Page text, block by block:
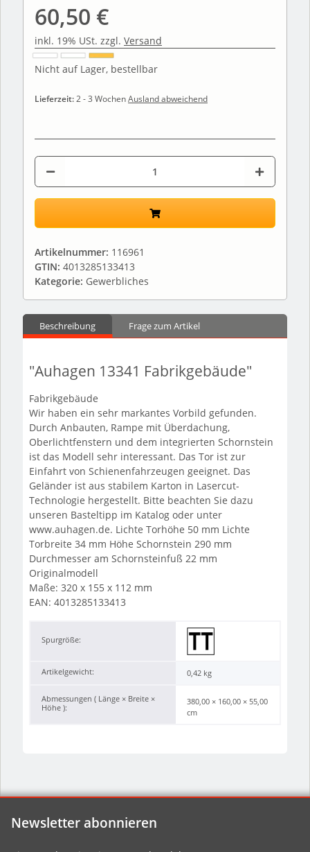
60,50 €
inkl. 19% USt. zzgl. Versand
Nicht auf Lager, bestellbar
Lieferzeit:2 - 3 WochenAusland abweichend
Artikelnummer: 116961
GTIN: 4013285133413
Kategorie: Gewerbliches
Beschreibung Frage zum Artikel
"Auhagen 13341 Fabrikgebäude"
Fabrikgebäude
Wir haben ein sehr markantes Vorbild gefunden.
Durch Anbauten, Rampe mit Überdachung,
Oberlichtfenstern und dem integrierten Schornstein
ist das Modell sehr interessant. Das Tor ist zur
Einfahrt von Schienenfahrzeugen geeignet. Das
Geländer ist aus stabilem Karton in Lasercut-
Technologie hergestellt. Bitte beachten Sie dazu
unseren Basteltipp im Katalog oder unter
www.auhagen.de. Lichte Torhöhe 50 mm Lichte
Torbreite 34 mm Höhe Schornstein 290 mm
Durchmesser am Schornsteinfuß 22 mm
Originalmodell
Maße: 320 x 155 x 112 mm
EAN: 4013285133413
Spurgröße:
Artikelgewicht: 0,42 kg
Abmessungen ( Länge × Breite ×
Höhe ):
380,00 × 160,00 × 55,00
cm
Newsletter abonnieren